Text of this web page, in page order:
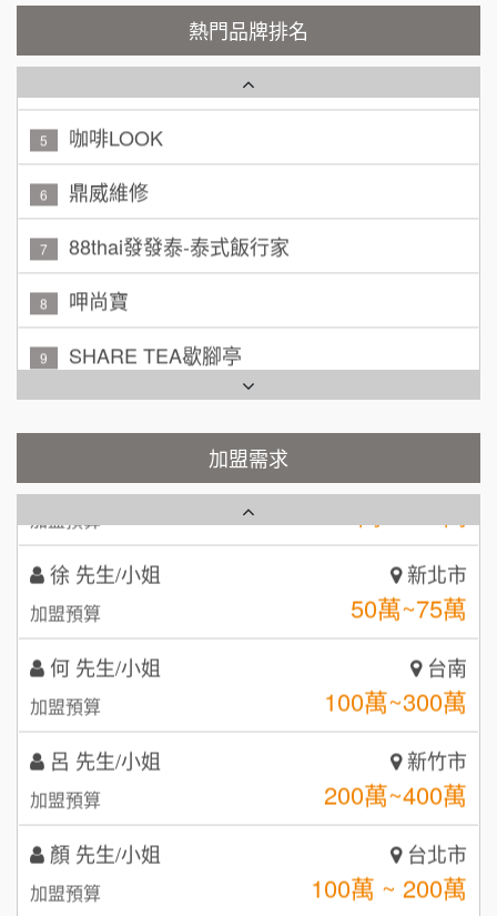
熱門品牌排名
秉宏小米甜甜圈
4 潮鍋癮
5 咖啡LOOK
6 鼎威維修
7 88thai發發泰-泰式飯行家
8 呷尚寶
9 SHARE TEA歇腳亭
10 TEA TOP台灣第一味
Cozy coffee可集咖啡
秉宏小米甜甜圈
4 潮鍋癮
5 咖啡LOOK
鼎威維修
88thai發發泰-泰式飯行家
呷尚寶
9 SHARE TEA歇腳亭
加盟需求
加盟預算 200萬~300萬
黃 先生/小姐
加盟預算 100萬~150萬
林 先生/小姐 屏東縣
加盟預算
吳 先生/小姐 屏東縣
加盟預算 100萬~200萬
加盟預算 100萬 ~150萬
徐 先生/小姐 新北市
加盟預算 50萬~75萬
何 先生/小姐 台南
加盟預算 100萬~300萬
呂 先生/小姐 新竹市
加盟預算 200萬~400萬
顏 先生/小姐 台北市
加盟預算 100萬 ~ 200萬
【曉妍美妝】誠徵行政櫃檯
自助洗衣店誠徵代洗收送人員(台中市)
MUSHEN徵SPA美容芳療師